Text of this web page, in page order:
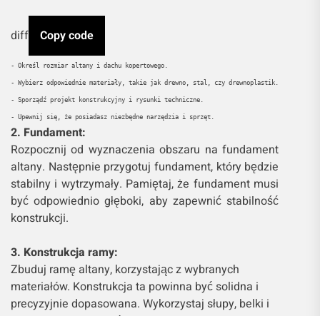
diff Copy code
- Określ rozmiar altany i dachu kopertowego.
- Wybierz odpowiednie materiały, takie jak drewno, stal, czy drewnoplastik.
- Sporządź projekt konstrukcyjny i rysunki techniczne.
- Upewnij się, że posiadasz niezbędne narzędzia i sprzęt.
2. Fundament:
Rozpocznij od wyznaczenia obszaru na fundament
altany. Następnie przygotuj fundament, który będzie
stabilny i wytrzymały. Pamiętaj, że fundament musi
być odpowiednio głęboki, aby zapewnić stabilność
konstrukcji.
3. Konstrukcja ramy:
Zbuduj ramę altany, korzystając z wybranych
materiałów. Konstrukcja ta powinna być solidna i
precyzyjnie dopasowana. Wykorzystaj słupy, belki i